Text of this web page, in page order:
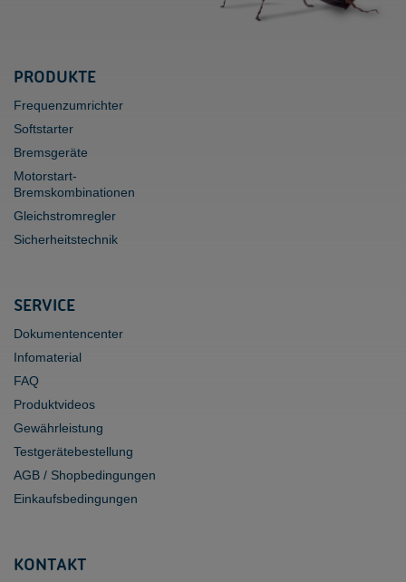
PRODUKTE
Frequenzumrichter
Softstarter
Bremsgeräte
Motorstart-
Bremskombinationen
Gleichstromregler
Sicherheitstechnik
SERVICE
Dokumentencenter
Infomaterial
FAQ
Produktvideos
Gewährleistung
Testgerätebestellung
AGB / Shopbedingungen
Einkaufsbedingungen
KONTAKT